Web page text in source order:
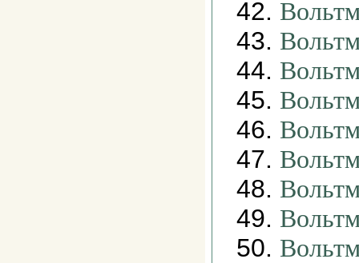
42.
43.
44.
45.
46.
47.
48.
49.
50.